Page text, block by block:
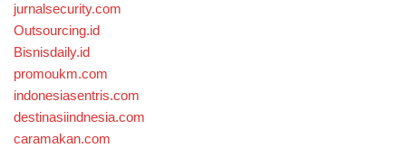
jurnalsecurity.com
Outsourcing.id
Bisnisdaily.id
promoukm.com
indonesiasentris.com
destinasiindnesia.com
caramakan.com